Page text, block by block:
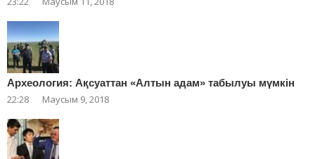
Археология: Ақсуаттан «Алтын адам» табылуы мүмкін
22:28 Маусым 9, 2018